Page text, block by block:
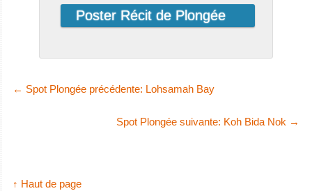
← Spot Plongée précédente: Lohsamah Bay
Spot Plongée suivante: Koh Bida Nok →
↑ Haut de page